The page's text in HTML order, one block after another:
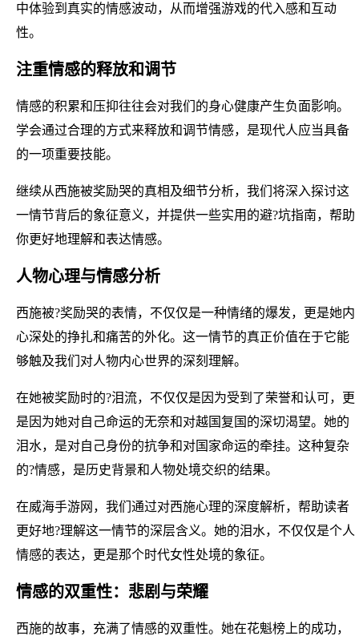
中体验到真实的情感波动，从而增强游戏的代入感和互动
性。
注重情感的释放和调节
情感的积累和压抑往往会对我们的身心健康产生负面影响。
学会通过合理的方式来释放和调节情感，是现代人应当具备
的一项重要技能。
继续从西施被奖励哭的真相及细节分析，我们将深入探讨这
一情节背后的象征意义，并提供一些实用的避?坑指南，帮助
你更好地理解和表达情感。
人物心理与情感分析
西施被?奖励哭的表情，不仅仅是一种情绪的爆发，更是她内
心深处的挣扎和痛苦的外化。这一情节的真正价值在于它能
够触及我们对人物内心世界的深刻理解。
在她被奖励时的?泪流，不仅仅是因为受到了荣誉和认可，更
是因为她对自己命运的无奈和对越国复国的深切渴望。她的
泪水，是对自己身份的抗争和对国家命运的牵挂。这种复杂
的?情感，是历史背景和人物处境交织的结果。
在威海手游网，我们通过对西施心理的深度解析，帮助读者
更好地?理解这一情节的深层含义。她的泪水，不仅仅是个人
情感的表达，更是那个时代女性处境的象征。
情感的双重性：悲剧与荣耀
西施的故事，充满了情感的双重性。她在花魁榜上的成功，